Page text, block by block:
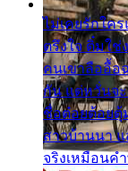
ไม่เคยรักใค
ตรึงใจ ติ๋มใ
คนเขาลืออื้อ
กัน แต่หวั่นจ
ชื่อต๋อยต้อยตุ้
สาวบ้านนา
จริงเหมือนค